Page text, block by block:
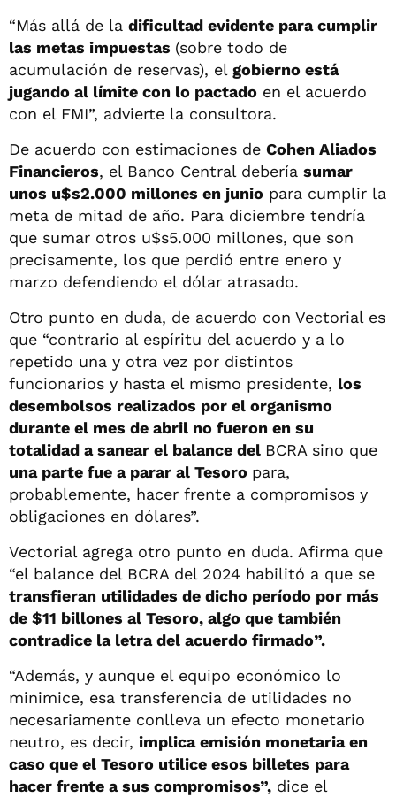
“Más allá de la dificultad evidente para cumplir
las metas impuestas (sobre todo de
acumulación de reservas), el gobierno está
jugando al límite con lo pactado en el acuerdo
con el FMI”, advierte la consultora.
De acuerdo con estimaciones de Cohen Aliados
Financieros, el Banco Central debería sumar
unos u$s2.000 millones en junio para cumplir la
meta de mitad de año. Para diciembre tendría
que sumar otros u$s5.000 millones, que son
precisamente, los que perdió entre enero y
marzo defendiendo el dólar atrasado.
Otro punto en duda, de acuerdo con Vectorial es
que “contrario al espíritu del acuerdo y a lo
repetido una y otra vez por distintos
funcionarios y hasta el mismo presidente, los
desembolsos realizados por el organismo
durante el mes de abril no fueron en su
totalidad a sanear el balance del BCRA sino que
una parte fue a parar al Tesoro para,
probablemente, hacer frente a compromisos y
obligaciones en dólares”.
Vectorial agrega otro punto en duda. Afirma que
“el balance del BCRA del 2024 habilitó a que se
transfieran utilidades de dicho período por más
de $11 billones al Tesoro, algo que también
contradice la letra del acuerdo firmado”.
“Además, y aunque el equipo económico lo
minimice, esa transferencia de utilidades no
necesariamente conlleva un efecto monetario
neutro, es decir, implica emisión monetaria en
caso que el Tesoro utilice esos billetes para
hacer frente a sus compromisos”, dice el